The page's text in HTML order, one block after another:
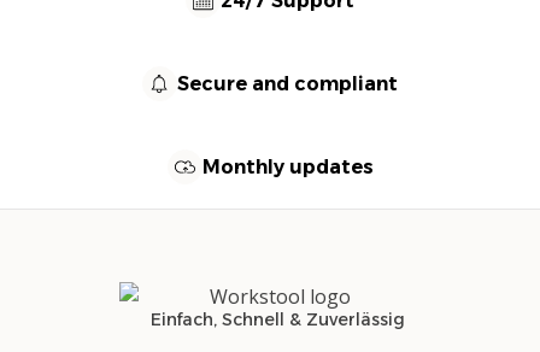
Secure and compliant
Monthly updates
Einfach, Schnell & Zuverlässig